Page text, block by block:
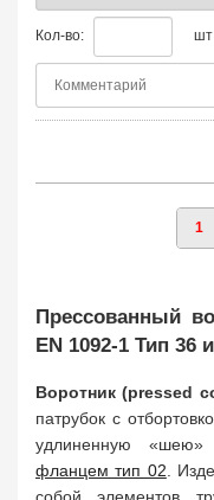
Кол-во: шт
1
Прессованный
EN 1092-1 Тип 36
Воротник (pressed
патрубок с
удлиненную
фланцем тип 02 .